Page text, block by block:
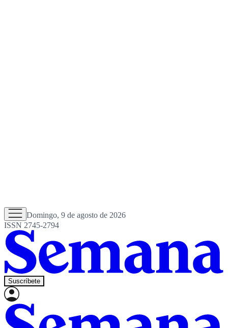
Domingo, 9 de agosto de 2026
ISSN 2745-2794
Suscríbete